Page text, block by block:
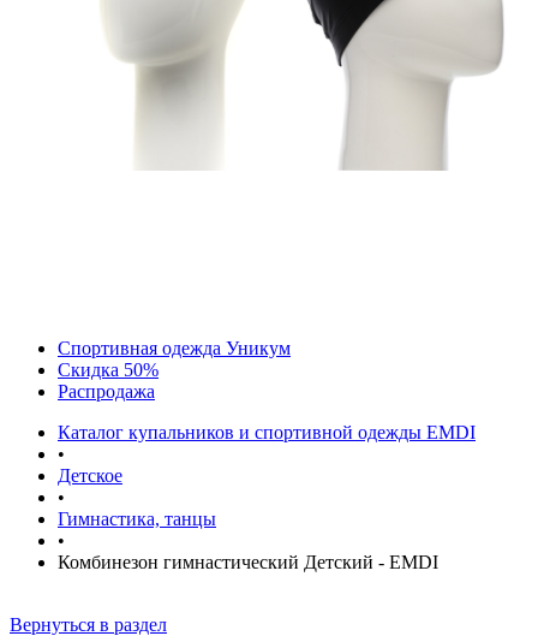
Спортивная одежда Уникум
Скидка 50%
Распродажа
Каталог купальников и спортивной одежды EMDI
•
Детское
•
Гимнастика, танцы
•
Комбинезон гимнастический Детский - EMDI
Вернуться в раздел